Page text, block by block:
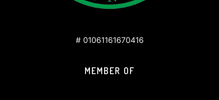
# 01061161670416
MEMBER OF